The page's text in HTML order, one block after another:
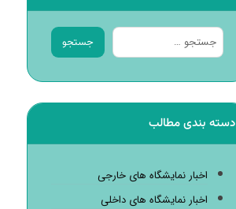
جستجو
دسته بندی مطالب
اخبار نمایشگاه های خارجی
اخبار نمایشگاه های داخلی